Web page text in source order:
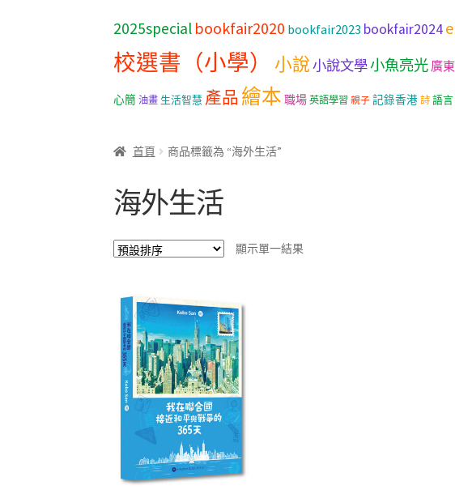
2025special bookfair2020 bookfair2023 bookfair2024
校選書（小學）
小說小說文學小魚亮光 廣
心簡 油畫 生活智慧 產品 繪本 職場 英語學習 親子 記錄香港 詩 語言
首頁 商品標籤為 “海外生活”
海外生活
顯示單一結果